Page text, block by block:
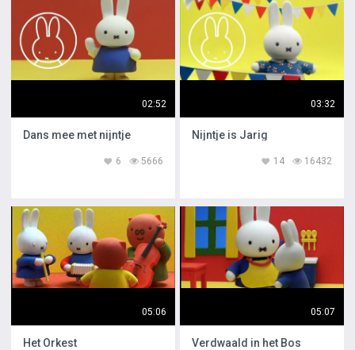
02:52
Dans mee met nijntje
5666
6
03:32
Nijntje is Jarig
16432
14
05:06
Het Orkest
05:07
Verdwaald in het Bos